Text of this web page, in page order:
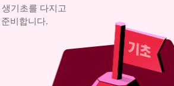
기초를 다지고
비합니다.